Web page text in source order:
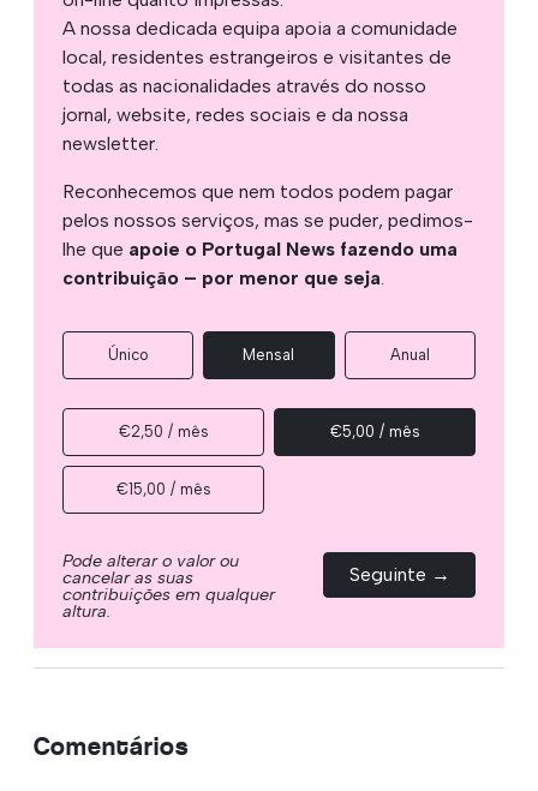
A nossa dedicada equipa apoia a comunidade
local, residentes estrangeiros e visitantes de
todas as nacionalidades através do nosso
jornal, website, redes sociais e da nossa
newsletter.
Reconhecemos que nem todos podem pagar
pelos nossos serviços, mas se puder, pedimos-
lhe que apoie o Portugal News fazendo uma
contribuição – por menor que seja.
Único Mensal Anual
€2,50 / mês €5,00 / mês
€15,00 / mês
Pode alterar o valor ou
cancelar as suas
contribuições em qualquer
altura.
Seguinte →
Comentários